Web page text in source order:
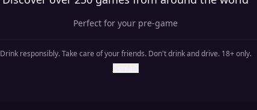
Perfect for your pre-game
Drink responsibly. Take care of your friends. Don't drink and drive. 18+ only.